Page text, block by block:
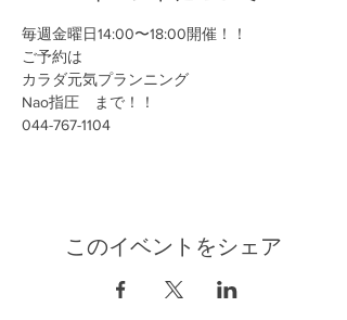
毎週金曜日14:00〜18:00開催！！
ご予約は
カラダ元気プランニング
Nao指圧　まで！！
044-767-1104
このイベントをシェア